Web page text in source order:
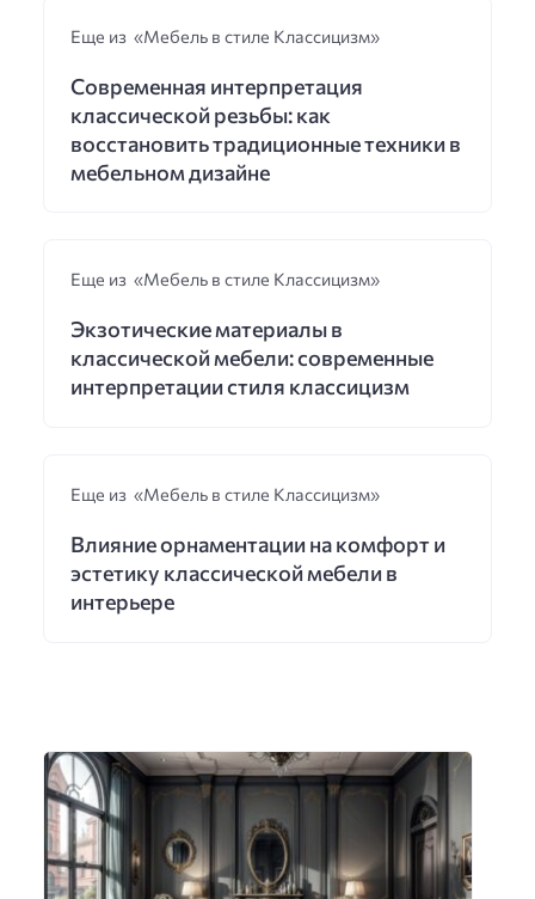
Еще из «Мебель в стиле Классицизм»
Современная интерпретация
классической резьбы: как
восстановить традиционные техники в
мебельном дизайне
Еще из «Мебель в стиле Классицизм»
Экзотические материалы в
классической мебели: современные
интерпретации стиля классицизм
Еще из «Мебель в стиле Классицизм»
Влияние орнаментации на комфорт и
эстетику классической мебели в
интерьере